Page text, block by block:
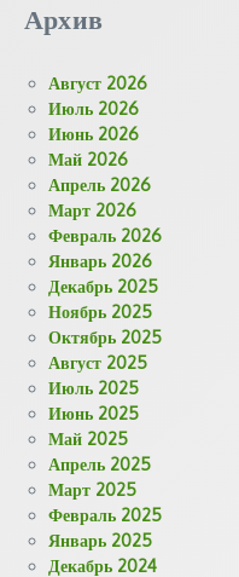
Архив
Август 2026
Июль 2026
Июнь 2026
Май 2026
Апрель 2026
Март 2026
Февраль 2026
Январь 2026
Декабрь 2025
Ноябрь 2025
Октябрь 2025
Август 2025
Июль 2025
Июнь 2025
Май 2025
Апрель 2025
Март 2025
Февраль 2025
Январь 2025
Декабрь 2024